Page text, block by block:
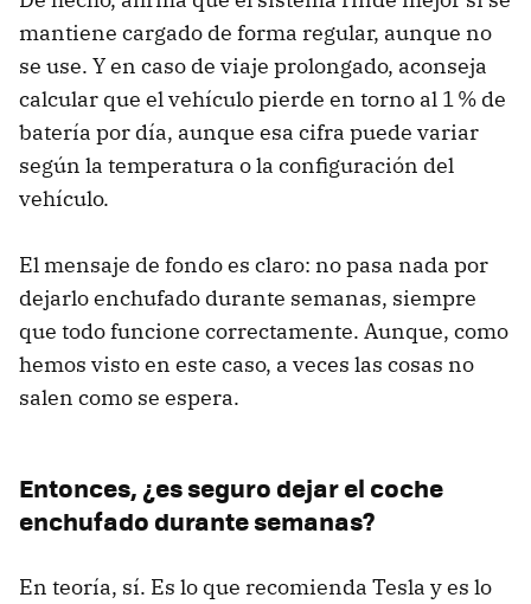
mantiene cargado de forma regular, aunque no
se use. Y en caso de viaje prolongado, aconseja
calcular que el vehículo pierde en torno al 1 % de
batería por día, aunque esa cifra puede variar
según la temperatura o la configuración del
vehículo.
El mensaje de fondo es claro: no pasa nada por
dejarlo enchufado durante semanas, siempre
que todo funcione correctamente. Aunque, como
hemos visto en este caso, a veces las cosas no
salen como se espera.
Entonces, ¿es seguro dejar el coche
enchufado durante semanas?
En teoría, sí. Es lo que recomienda Tesla y es lo